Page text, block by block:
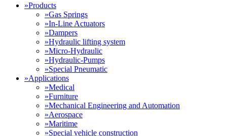
»Products
»Gas Springs
»In-Line Actuators
»Dampers
»Hydraulic lifting system
»Micro-Hydraulic
»Hydraulic-Pumps
»Special Pneumatic
»Applications
»Medical
»Furniture
»Mechanical Engineering and Automation
»Aerospace
»Maritime
»Special vehicle construction